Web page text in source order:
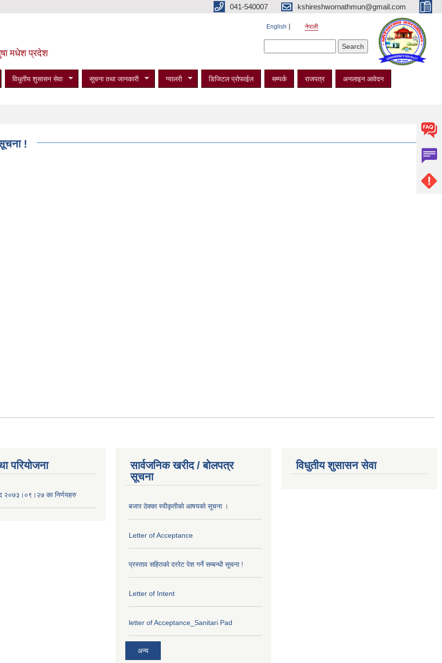
041-540007 kshireshwornathmun@gmail.com
मधेश प्रदेश
English नेपाली
विधुतीय शुसासन सेवा सूचना तथा जानकारी ग्यालरी डिजिटल प्रोफाईल सम्पर्क राजपत्र अनलाइन आवेदन
!
परियोजना
२०७३।०९।२७ का निर्णयहरु
सार्वजनिक खरीद / बोलपत्र
सूचना
बजार ठेक्का स्वीकृतीकाे आषयकाे सूचना ।
Letter of Acceptance
प्रस्ताव सहितकाे दररेट पेश गर्ने सम्बन्धी सूचना !
Letter of Intent
letter of Acceptance_Sanitari Pad
अन्य
विधुतीय शुसासन सेवा